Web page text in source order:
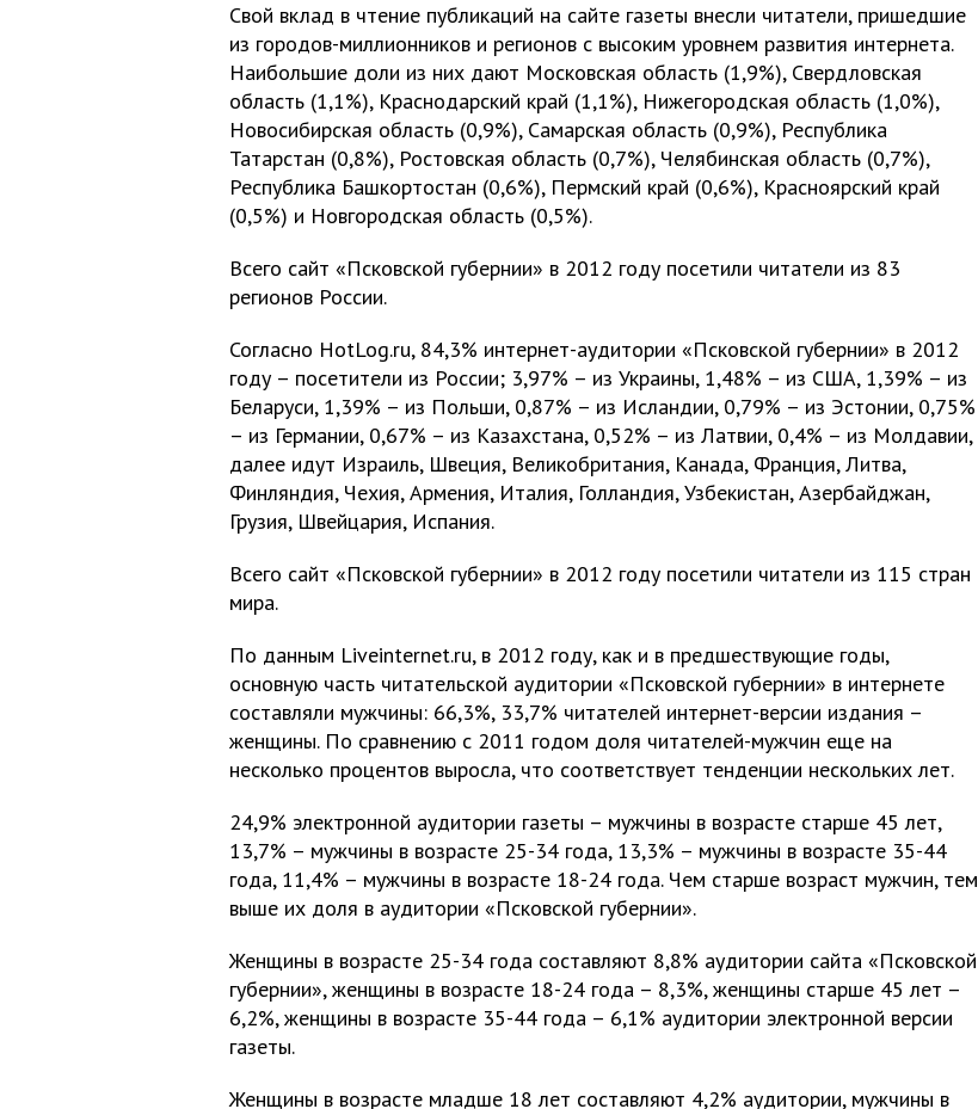
Свой вклад в чтение публикаций на сайте газеты внесли читатели, пришедшие
из городов-миллионников и регионов с высоким уровнем развития интернета.
Наибольшие доли из них дают Московская область (1,9%), Свердловская
область (1,1%), Краснодарский край (1,1%), Нижегородская область (1,0%),
Новосибирская область (0,9%), Самарская область (0,9%), Республика
Татарстан (0,8%), Ростовская область (0,7%), Челябинская область (0,7%),
Республика Башкортостан (0,6%), Пермский край (0,6%), Красноярский край
(0,5%) и Новгородская область (0,5%).
Всего сайт «Псковской губернии» в 2012 году посетили читатели из 83
регионов России.
Согласно HotLog.ru, 84,3% интернет-аудитории «Псковской губернии» в 2012
году – посетители из России; 3,97% – из Украины, 1,48% – из США, 1,39% – из
Беларуси, 1,39% – из Польши, 0,87% – из Исландии, 0,79% – из Эстонии, 0,75%
– из Германии, 0,67% – из Казахстана, 0,52% – из Латвии, 0,4% – из Молдавии,
далее идут Израиль, Швеция, Великобритания, Канада, Франция, Литва,
Финляндия, Чехия, Армения, Италия, Голландия, Узбекистан, Азербайджан,
Грузия, Швейцария, Испания.
Всего сайт «Псковской губернии» в 2012 году посетили читатели из 115 стран
мира.
По данным Liveinternet.ru, в 2012 году, как и в предшествующие годы,
основную часть читательской аудитории «Псковской губернии» в интернете
составляли мужчины: 66,3%, 33,7% читателей интернет-версии издания –
женщины. По сравнению с 2011 годом доля читателей-мужчин еще на
несколько процентов выросла, что соответствует тенденции нескольких лет.
24,9% электронной аудитории газеты – мужчины в возрасте старше 45 лет,
13,7% – мужчины в возрасте 25-34 года, 13,3% – мужчины в возрасте 35-44
года, 11,4% – мужчины в возрасте 18-24 года. Чем старше возраст мужчин, тем
выше их доля в аудитории «Псковской губернии».
Женщины в возрасте 25-34 года составляют 8,8% аудитории сайта «Псковской
губернии», женщины в возрасте 18-24 года – 8,3%, женщины старше 45 лет –
6,2%, женщины в возрасте 35-44 года – 6,1% аудитории электронной версии
газеты.
Женщины в возрасте младше 18 лет составляют 4,2% аудитории, мужчины в